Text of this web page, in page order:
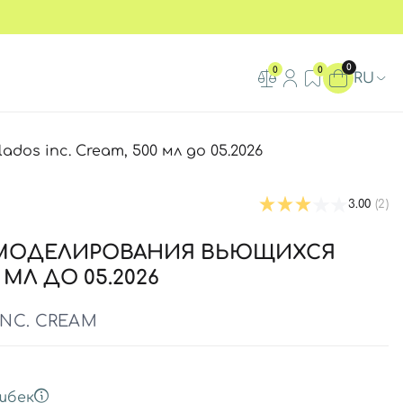
0 0 0
RU
inc. Cream, 500 мл до 05.2026
3.00 (2)
ВЬЮЩИХСЯ
ДО 05.2026
CREAM